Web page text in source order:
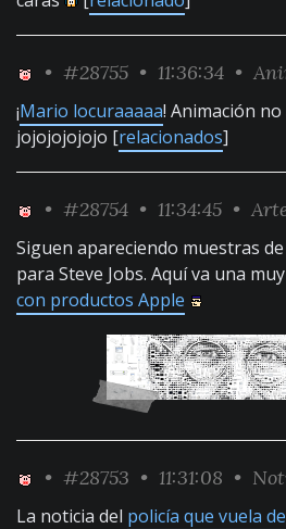
• #28755 • 11:36:34 •
¡Mario locuraaaaa! Animación
jojojojojojo [relacionados]
• #28754 • 11:34:45 •
Siguen apareciendo muestras
para Steve Jobs. Aquí va una
con productos Apple
• #28753 • 11:31:08 •
La noticia del policía que vuela